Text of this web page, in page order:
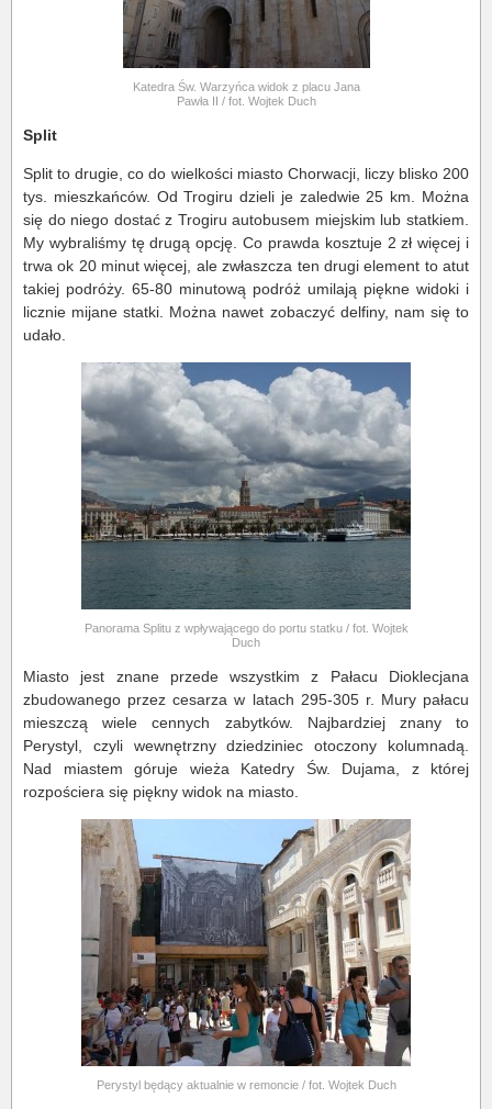
Katedra Św. Warzyńca widok z placu Jana
Pawła II / fot. Wojtek Duch
Split
Split to drugie, co do wielkości miasto Chorwacji, liczy blisko 200
tys. mieszkańców. Od Trogiru dzieli je zaledwie 25 km. Można
się do niego dostać z Trogiru autobusem miejskim lub statkiem.
My wybraliśmy tę drugą opcję. Co prawda kosztuje 2 zł więcej i
trwa ok 20 minut więcej, ale zwłaszcza ten drugi element to atut
takiej podróży. 65-80 minutową podróż umilają piękne widoki i
licznie mijane statki. Można nawet zobaczyć delfiny, nam się to
udało.
Panorama Splitu z wpływającego do portu statku / fot. Wojtek
Duch
Miasto jest znane przede wszystkim z Pałacu Dioklecjana
zbudowanego przez cesarza w latach 295-305 r. Mury pałacu
mieszczą wiele cennych zabytków. Najbardziej znany to
Perystyl, czyli wewnętrzny dziedziniec otoczony kolumnadą.
Nad miastem góruje wieża Katedry Św. Dujama, z której
rozpościera się piękny widok na miasto.
Perystyl będący aktualnie w remoncie / fot. Wojtek Duch